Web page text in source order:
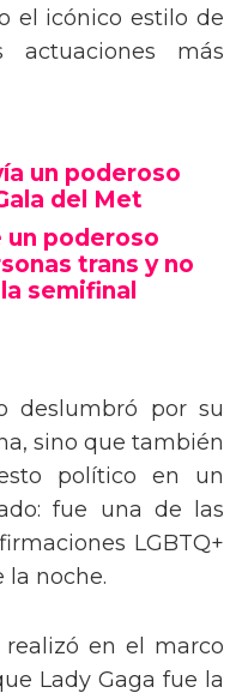
el icónico estilo de
actuaciones más
un poderoso
del Met
poderoso
trans y no
semifinal
deslumbró por su
sino que también
político en un
fue una de las
LGBTQ+
noche.
en el marco
Lady Gaga fue la